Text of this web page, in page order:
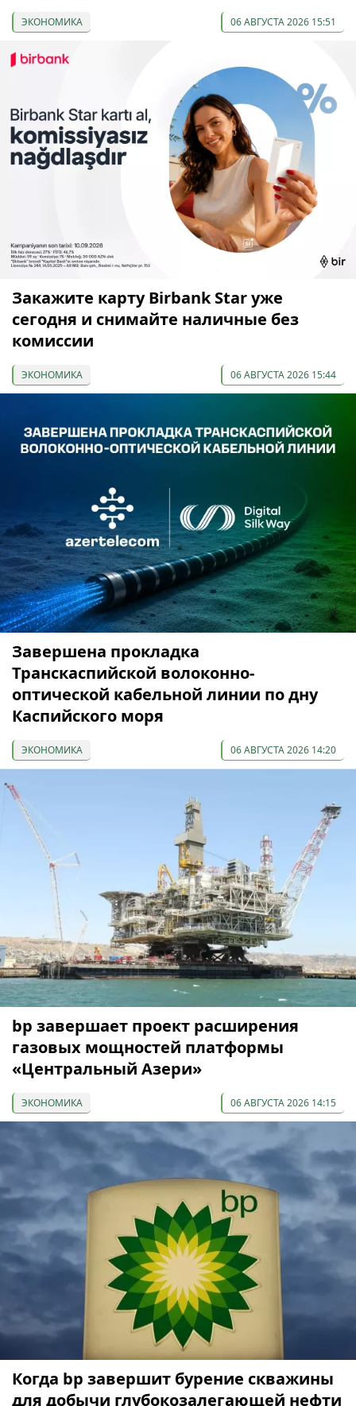
ЭКОНОМИКА 06 АВГУСТА 2026 15:51
Закажите карту Birbank Star уже
сегодня и снимайте наличные без
комиссии
ЭКОНОМИКА 06 АВГУСТА 2026 15:44
Завершена прокладка
Транскаспийской волоконно-
оптической кабельной линии по дну
Каспийского моря
ЭКОНОМИКА 06 АВГУСТА 2026 14:20
bp завершает проект расширения
газовых мощностей платформы
«Центральный Азери»
ЭКОНОМИКА 06 АВГУСТА 2026 14:15
Когда bp завершит бурение скважины
для добычи глубокозалегающей нефти